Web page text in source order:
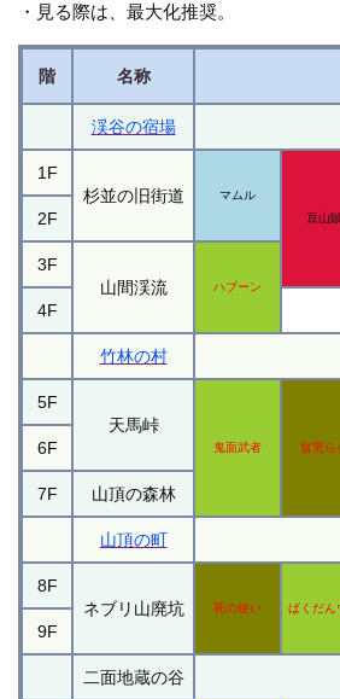
・見る際は、最大化推奨。
階 名称
渓谷の宿場
1F
杉並の旧街道
マムル
豆山
2F
3F
山間渓流
ハブーン
4F
竹林の村
5F
天馬峠
鬼面武者 畠荒ら
6F
7F 山頂の森林
山頂の町
8F
ネブリ山廃坑
死の使い ばくだん
9F
二面地蔵の谷